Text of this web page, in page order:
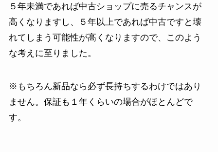
５年未満であれば中古ショップに売るチャンスが
高くなりますし、５年以上であれば中古ですと壊
れてしまう可能性が高くなりますので、このよう
な考えに至りました。
※もちろん新品なら必ず長持ちするわけではあり
ません。保証も１年くらいの場合がほとんどで
す。